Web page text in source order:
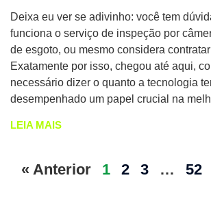
Deixa eu ver se adivinho: você tem
funciona o serviço de inspeção por
de esgoto, ou mesmo considera
Exatamente por isso, chegou até aqui,
necessário dizer o quanto a tecnologia
desempenhado um papel crucial na
LEIA MAIS
« Anterior 1 2 3 … 52